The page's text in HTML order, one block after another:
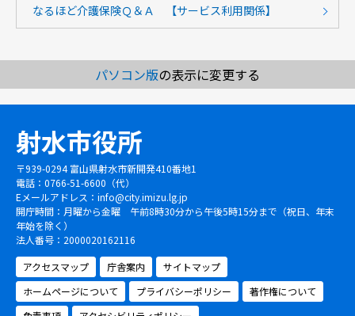
なるほど介護保険Ｑ＆Ａ 【サービス利用関係】
パソコン版の表示に変更する
射水市役所
〒939-0294 富山県射水市新開発410番地1
電話：0766-51-6600（代）
Eメールアドレス： info@city.imizu.lg.jp
開庁時間：月曜から金曜 午前8時30分から午後5時15分まで（祝日、年末
年始を除く）
法人番号：2000020162116
アクセスマップ
庁舎案内
サイトマップ
ホームページについて
プライバシーポリシー
著作権について